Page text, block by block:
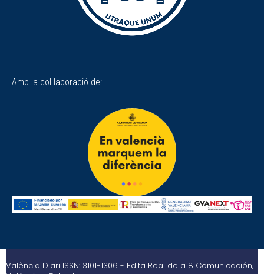
Amb la col·laboració de:
València Diari ISSN: 3101-1306 - Edita Real de a 8 Comunicación,